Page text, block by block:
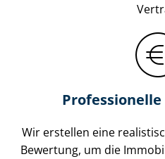
Wir erstellen eine
Bewertung, um die